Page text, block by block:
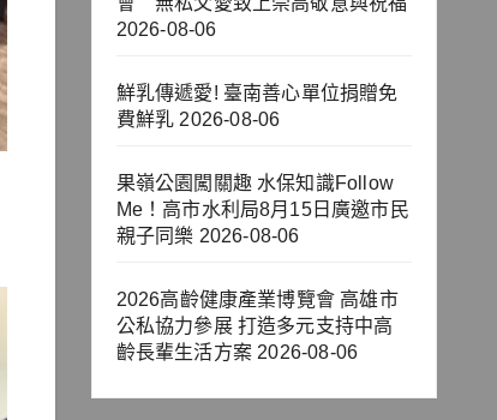
2026-08-06
鮮乳傳遞愛! 臺南善心單位捐贈免
費鮮乳 2026-08-06
果嶺公園闖關趣 水保知識Follow
Me！高市水利局8月15日廣邀市民
親子同樂 2026-08-06
2026高齡健康產業博覽會 高雄市
公私協力參展 打造多元支持中高
齡長輩生活方案 2026-08-06